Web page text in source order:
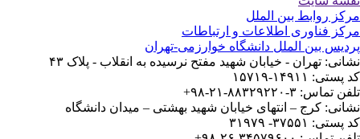
روابط بین الملل
فناوری اطلاعات و ارتباطات
بین الملل دانشگاه خوارزمی-تهران
تهران - خیابان شهید مفتح نرسیده به انقلاب - پلاک ۴۳
۱۴۹۱۱-۱۵۷۱۹
تماس: ۳-۸۸۳۲۹۲۲۰-۲۱-۹۸+
کرج – انتهای خیابان شهید بهشتی – میدان دانشگاه
۳۷۵۵۱- ۳۱۹۷۹